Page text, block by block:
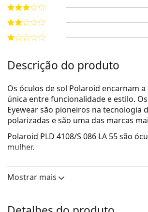
Descrição do produto
Os óculos de sol Polaroid encarnam
única entre funcionalidade e estilo.
Eyewear são pioneiros na tecnologia
polarizadas e são uma das marcas
Polaroid PLD 4108/S 086 LA 55são
mulher.
ferramenta Virtual Try-On da Lentiamo.
A cor castanha da armação
Mostrar mais